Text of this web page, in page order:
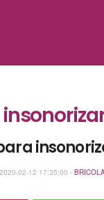
02-12 17:35:00 -